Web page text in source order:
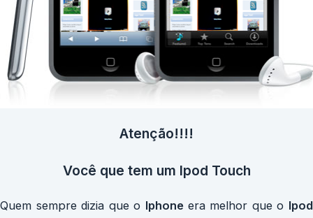
Atenção!!!!
Você que tem um Ipod Touch
Quem sempre dizia que o Iphone era melhor que o Ipod